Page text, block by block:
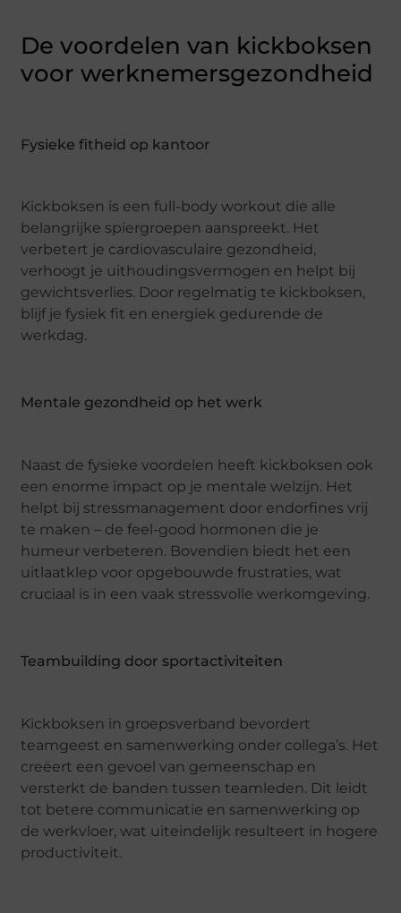
De voordelen van kickboksen
voor werknemersgezondheid
Fysieke fitheid op kantoor
Kickboksen is een full-body workout die alle
belangrijke spiergroepen aanspreekt. Het
verbetert je cardiovasculaire gezondheid,
verhoogt je uithoudingsvermogen en helpt bij
gewichtsverlies. Door regelmatig te kickboksen,
blijf je fysiek fit en energiek gedurende de
werkdag.
Mentale gezondheid op het werk
Naast de fysieke voordelen heeft kickboksen ook
een enorme impact op je mentale welzijn. Het
helpt bij stressmanagement door endorfines vrij
te maken – de feel-good hormonen die je
humeur verbeteren. Bovendien biedt het een
uitlaatklep voor opgebouwde frustraties, wat
cruciaal is in een vaak stressvolle werkomgeving.
Teambuilding door sportactiviteiten
Kickboksen in groepsverband bevordert
teamgeest en samenwerking onder collega’s. Het
creëert een gevoel van gemeenschap en
versterkt de banden tussen teamleden. Dit leidt
tot betere communicatie en samenwerking op
de werkvloer, wat uiteindelijk resulteert in hogere
productiviteit.